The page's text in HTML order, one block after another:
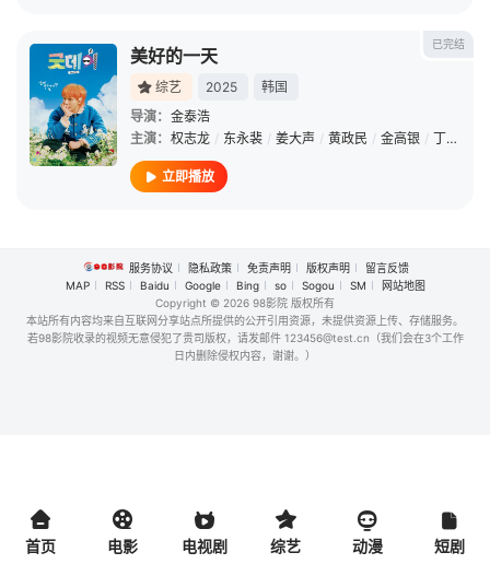
已完结
美好的一天
综艺 2025
韩国
导演： 金泰浩
主演： 权志龙 / 东永裴 / 姜大声 / 黄政民 / 金高银 / 丁海寅
立即播放
服务协议 隐私政策 免责声明 版权声明
留言反馈
MAP
RSS Baidu Google Bing so Sogou SM
网站地图
Copyright © 2026 98影院 版权所有
本站所有内容均来自互联网分享站点所提供的公开引用资源，未提供资源上传、存储服务。
若98影院收录的视频无意侵犯了贵司版权，请发邮件 123456@test.cn（我们会在3个工作
日内删除侵权内容，谢谢。）
首页 电影 电视剧 综艺 动漫 短剧